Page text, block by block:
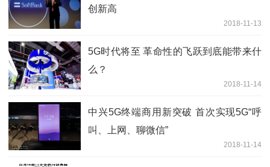
创新高
2018-11-13
5G时代将至 革命性的飞跃到底能带来什
么？
2018-11-14
中兴5G终端商用新突破 首次实现5G“呼
叫、上网、聊微信”
2018-11-14